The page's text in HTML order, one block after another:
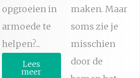
opgroeien in
armoede te
helpen?...
Lees
meer
maken. Maar
soms zie je
misschien
door de